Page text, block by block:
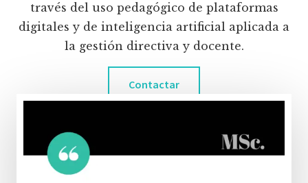
inteligencia
artificial.
través del uso pedagógico de plataformas
digitales y de inteligencia artificial aplicada a
la gestión directiva y docente.
Contactar